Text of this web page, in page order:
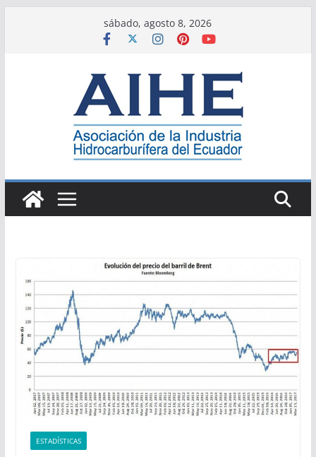
sábado, agosto 8, 2026
ESTADÍSTICAS